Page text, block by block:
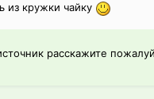
из кружки чайку
расскажите